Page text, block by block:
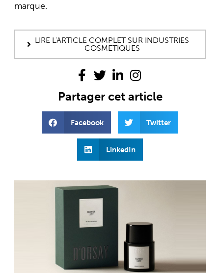
marque.
LIRE L'ARTICLE COMPLET SUR INDUSTRIES
COSMETIQUES
Partager cet article
Facebook Twitter
LinkedIn